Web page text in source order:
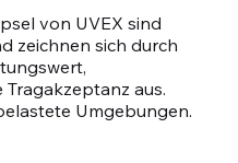
von UVEX sind
zeichnen sich durch
aus.
Umgebungen.